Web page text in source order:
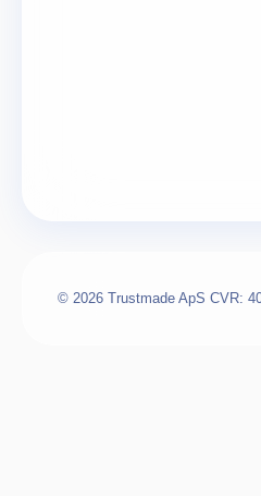
© 2026 Trustmade ApS CVR: